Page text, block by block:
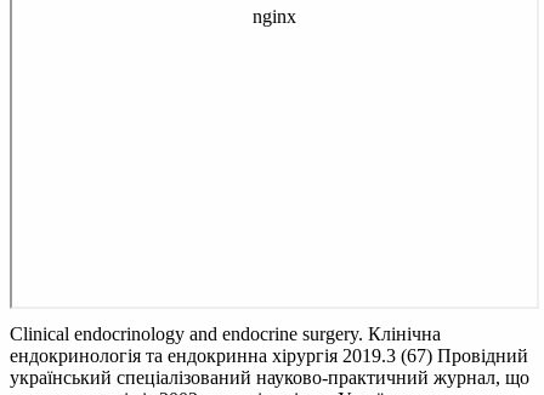
Clinical endocrinology and endocrine surgery. Клінічна
ендокринологія та ендокринна хірургія 2019.3 (67) Провідний
український спеціалізований науково-практичний журнал, що